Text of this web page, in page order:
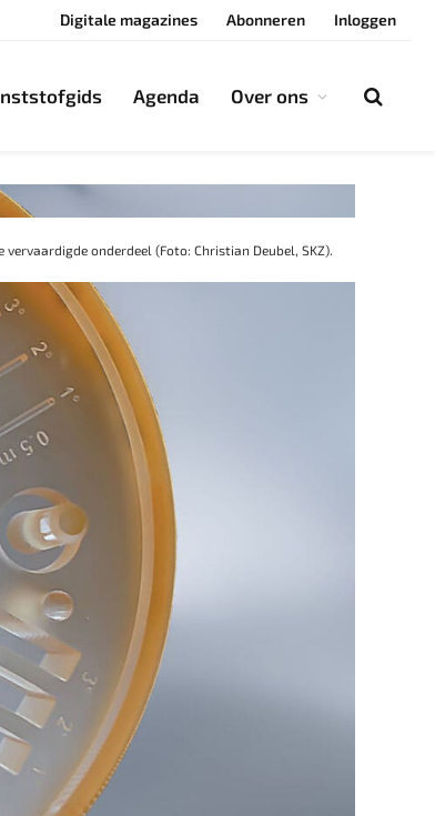
Digitale magazines Abonneren Inloggen
Agenda Over ons
onderdeel (Foto: Christian Deubel, SKZ).